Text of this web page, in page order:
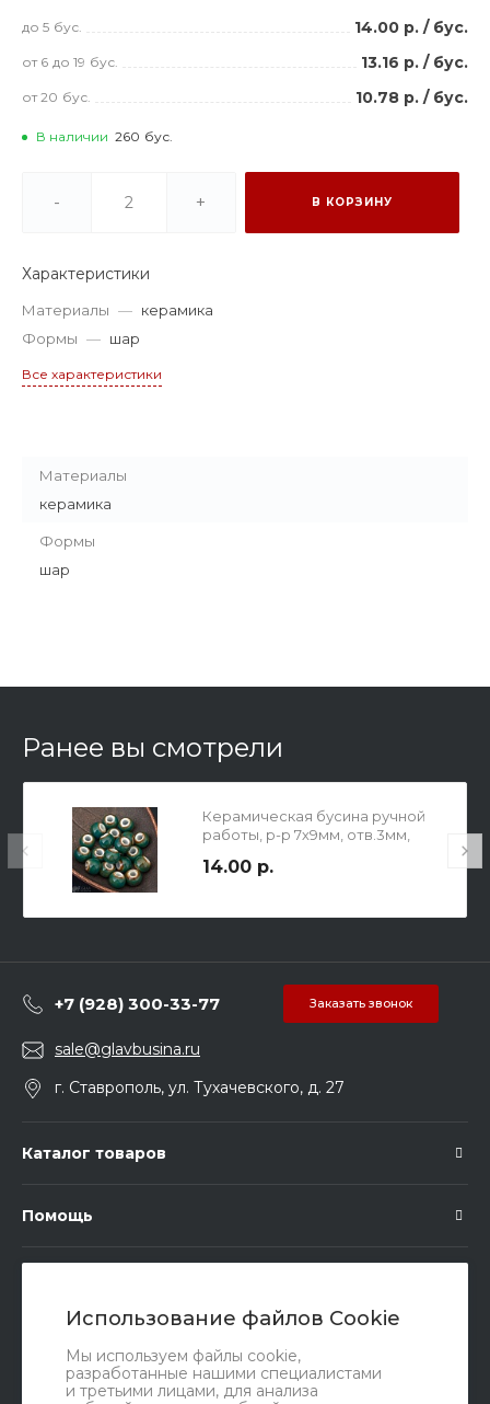
Использование файлов Cookie
Мы используем файлы cookie,
разработанные нашими специалистами
и третьими лицами, для анализа
до 5 бус. 14.00 р. / бус.
от 6 до 19 бус. 13.16 р. / бус.
от 20 бус. 10.78 р. / бус.
В наличии 260 бус.
- + В КОРЗИНУ
Характеристики
Материалы — керамика
Формы — шар
Все характеристики
Материалы
керамика
Формы
шар
Ранее вы смотрели
Керамическая бусина ручной
работы, р-р 7х9мм, отв.3мм,
Маврикий (морской зеленый,
14.00 р.
+7 (928) 300-33-77 Заказать звонок
sale@glavbusina.ru
г. Ставрополь, ул. Тухачевского, д. 27
Каталог товаров
Помощь